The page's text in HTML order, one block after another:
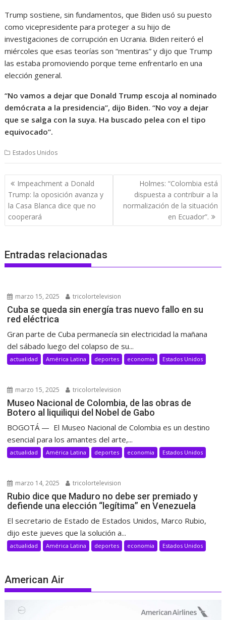
Trump sostiene, sin fundamentos, que Biden usó su puesto
como vicepresidente para proteger a su hijo de
investigaciones de corrupción en Ucrania. Biden reiteró el
miércoles que esas teorías son “mentiras” y dijo que Trump
las estaba promoviendo porque teme enfrentarlo en una
elección general.
“No vamos a dejar que Donald Trump escoja al nominado
demócrata a la presidencia”, dijo Biden. “No voy a dejar
que se salga con la suya. Ha buscado pelea con el tipo
equivocado”.
Estados Unidos
Navegación
de
entradas
Impeachment a Donald
Trump: la oposición avanza y
la Casa Blanca dice que no
cooperará
Holmes: “Colombia está
dispuesta a contribuir a la
normalización de la situación
en Ecuador”.
Entradas relacionadas
marzo 15, 2025 tricolortelevision
Cuba se queda sin energía tras nuevo fallo en su
red eléctrica
Gran parte de Cuba permanecía sin electricidad la mañana
del sábado luego del colapso de su...
actualidad América Latina deportes economia Estados Unidos
marzo 15, 2025 tricolortelevision
Museo Nacional de Colombia, de las obras de
Botero al liquiliqui del Nobel de Gabo
BOGOTÁ — El Museo Nacional de Colombia es un destino
esencial para los amantes del arte,...
actualidad América Latina deportes economia Estados Unidos
marzo 14, 2025 tricolortelevision
Rubio dice que Maduro no debe ser premiado y
defiende una elección “legítima” en Venezuela
El secretario de Estado de Estados Unidos, Marco Rubio,
dijo este jueves que la solución a...
actualidad América Latina deportes economia Estados Unidos
American Air